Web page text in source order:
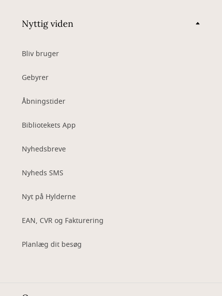
Nyttig viden
Bliv bruger
Gebyrer
Åbningstider
Bibliotekets App
Nyhedsbreve
Nyheds SMS
Nyt på Hylderne
EAN, CVR og Fakturering
Planlæg dit besøg